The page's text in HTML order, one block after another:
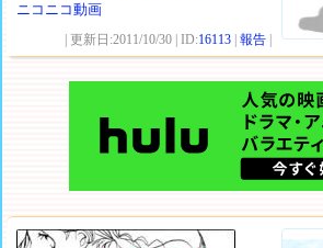
ニコニコ動画
| 更新日:2011/10/30 | ID:16113 |報告